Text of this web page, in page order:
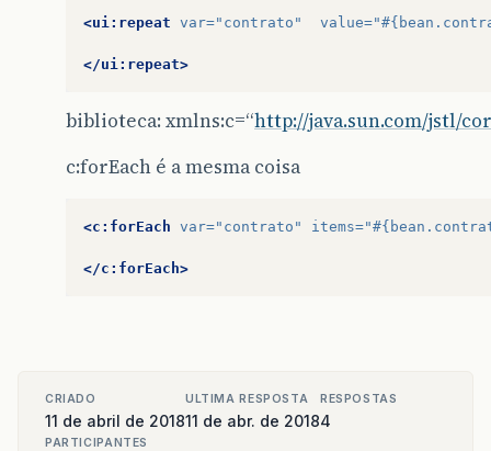
<ui:repeat var="contrato" value=
</ui:repeat>
biblioteca: xmlns:c=“http://java.sun.com/jstl/
c:forEach é a mesma coisa
<c:forEach var="contrato" items=
</c:forEach>
CRIADO
11 de abril de 2018
ULTIMA RESPOSTA
11 de abr. de 2018
RESPOSTAS
4
PARTICIPANTES